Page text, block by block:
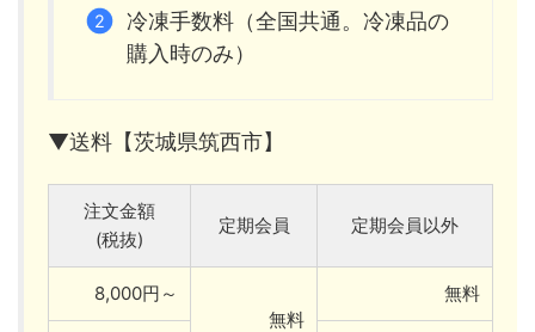
冷凍手数料（全国共通。冷凍品の
購入時のみ）
▼送料【茨城県筑西市】
注文金額
(税抜)
定期会員 定期会員以外
8,000円～
無料
無料